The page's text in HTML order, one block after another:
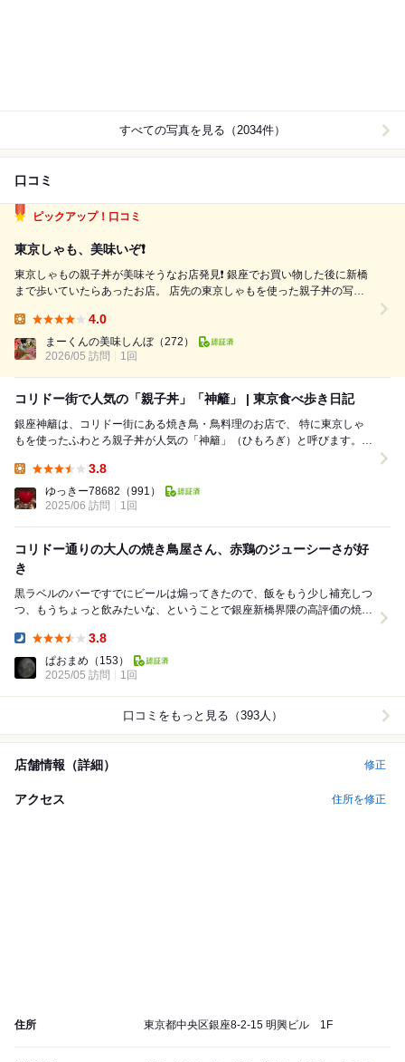
すべての写真を見る（2034件）
口コミ
ピックアップ！口コミ
東京しゃも、美味いぞ❗️
東京しゃもの親子丼が美味そうなお店発見❗️ 銀座でお買い物した後に新橋
まで歩いていたらあったお店。 店先の東京しゃもを使った親子丼の写真
ラーメン屋さんに行こうと思っていてその手前で見つけたお店。 麺も食
べたかったので「東京...
4.0
まーくんの美味しんぼ （272）
2026/05 訪問
1回
コリドー街で人気の「親子丼」「神籬」 | 東京食べ歩き日記
銀座神籬は、コリドー街にある焼き鳥・鳥料理のお店で、 特に東京しゃ
もを使ったふわとろ親子丼が人気の「神籬」（ひもろぎ）と呼びます。
3.8
ゆっきー78682 （991）
2025/06 訪問
1回
コリドー通りの大人の焼き鳥屋さん、赤鶏のジューシーさが好
き
黒ラベルのバーですでにビールは煽ってきたので、飯をもう少し補充しつ
つ、もうちょっと飲みたいな、ということで銀座新橋界隈の高評価の焼き
3.8
ぱおまめ （153）
2025/05 訪問
1回
口コミをもっと見る（393人）
店舗情報（詳細） 修正
アクセス 住所を修正
住所 東京都中央区銀座8-2-15 明興ビル 1F